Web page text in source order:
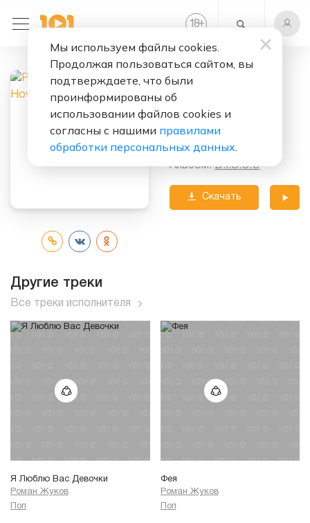
18+
Диско-Ночь
Альбом:D.I.S.C.O
Скачать
Другие треки
Все треки исполнителя
Я Люблю Вас Девочки
Роман Жуков
Поп
Фея
Роман Жуков
Поп
Мы используем файлы cookies.
Продолжая пользоваться сайтом, вы
подтверждаете, что были
проинформированы об
использовании файлов cookies и
согласны с нашими правилами
обработки персональных данных.